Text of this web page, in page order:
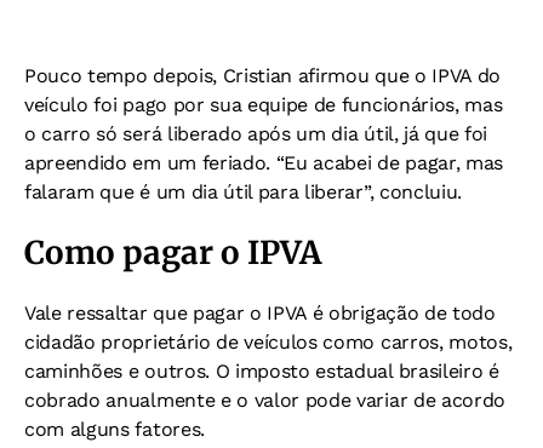
Pouco tempo depois, Cristian afirmou que o IPVA do
veículo foi pago por sua equipe de funcionários, mas
o carro só será liberado após um dia útil, já que foi
apreendido em um feriado. “Eu acabei de pagar, mas
falaram que é um dia útil para liberar”, concluiu.
Como pagar o IPVA
Vale ressaltar que pagar o IPVA é obrigação de todo
cidadão proprietário de veículos como carros, motos,
caminhões e outros. O imposto estadual brasileiro é
cobrado anualmente e o valor pode variar de acordo
com alguns fatores.